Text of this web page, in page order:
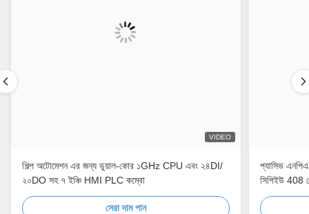
VIDEO
শিল্প অটোমেশন এর জন্য ডুয়াল-কোর ১GHz CPU এবং ২৪DI/
২০DO সহ ৭ ইঞ্চি HMI PLC কম্বো
সেরা দাম পান
প্যাসিভ
সিপিইউ 408